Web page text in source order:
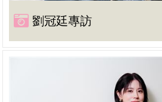
劉冠廷專訪